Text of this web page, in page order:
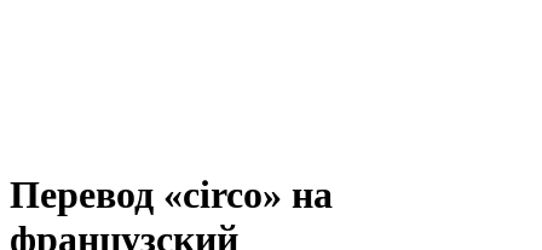
Перевод «circo» на
французский